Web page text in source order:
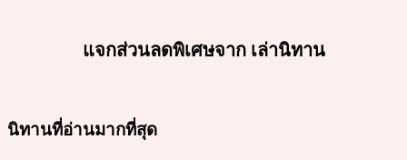
แจกส่วนลดพิเศษจาก เล่านิทาน
นิทานที่อ่านมากที่สุด